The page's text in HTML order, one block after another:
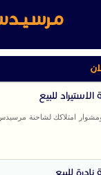
للبيع
امتلاكك لشاحنة
للبيع